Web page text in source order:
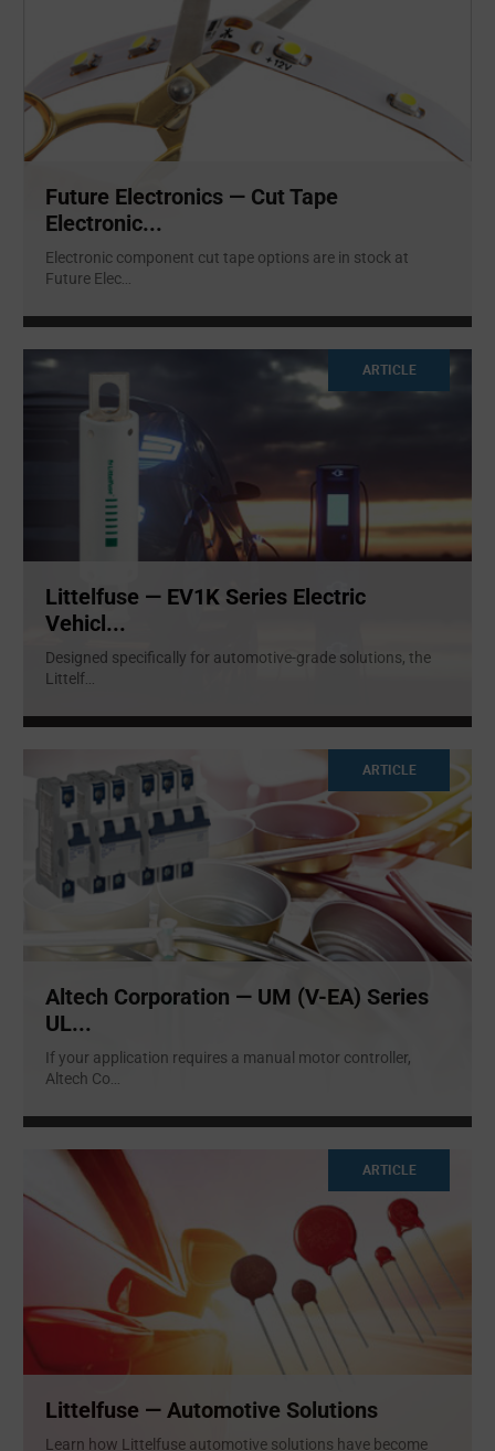
Future Electronics — Cut Tape
Electronic...
Electronic component cut tape options are in stock at
Future Elec
ARTICLE
Littelfuse — EV1K Series Electric
Vehicl...
Designed specifically for automotive-grade solutions, the
Littelf
ARTICLE
Altech Corporation — UM (V-EA) Series
UL...
If your application requires a manual motor controller,
Altech Co...
ARTICLE
Littelfuse — Automotive Solutions
Learn how Littelfuse automotive solutions have become